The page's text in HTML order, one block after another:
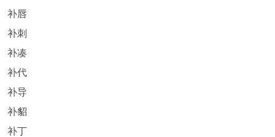
补唇
补刺
补凑
补代
补导
补貂
补丁